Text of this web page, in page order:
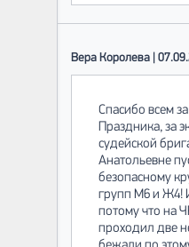
Вера Королева |
Спасибо всем
Праздника, за
судейской
Анатольевне
безопасному
групп М6 и Ж4!
потому что на
проходил две